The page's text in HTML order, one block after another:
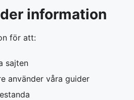
information
för att:
sajten
använder våra guider